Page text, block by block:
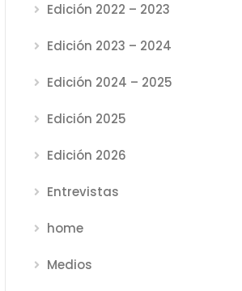
Edición 2022 – 2023
Edición 2023 – 2024
Edición 2024 – 2025
Edición 2025
Edición 2026
Entrevistas
home
Medios